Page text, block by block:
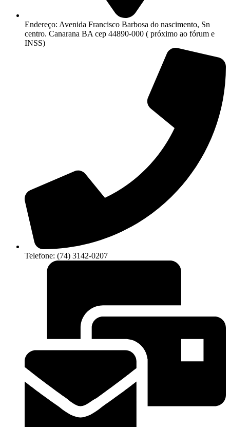
Endereço: Avenida Francisco Barbosa do nascimento, Sn
centro. Canarana BA cep 44890-000 ( próximo ao fórum e
INSS)
Telefone: (74) 3142-0207